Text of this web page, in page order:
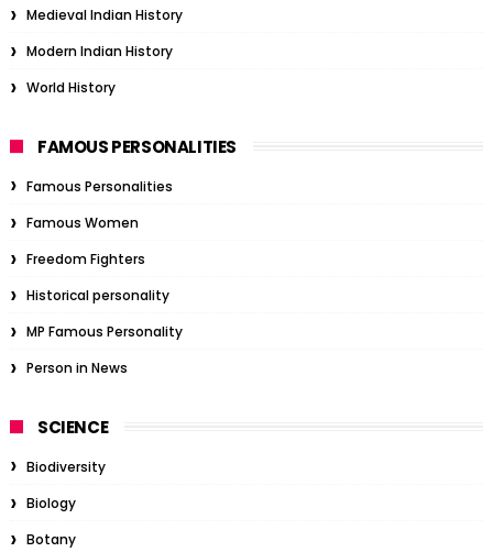
Medieval Indian History
Modern Indian History
World History
FAMOUS PERSONALITIES
Famous Personalities
Famous Women
Freedom Fighters
Historical personality
MP Famous Personality
Person in News
SCIENCE
Biodiversity
Biology
Botany